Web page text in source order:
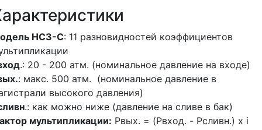
HC3-C: 11 разновидностей коэффициентов
.: 20 - 200 атм. (номинальное давление на входе)
: макс. 500 атм. (номинальное давление в
высокого давления)
.: как можно ниже (давление на сливе в бак)
мультипликации: Pвых. = (Pвход. - Pсливн.) х i